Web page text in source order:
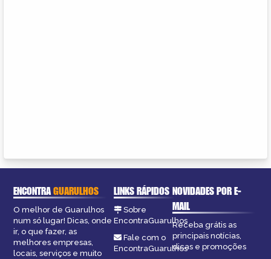
ENCONTRAGUARULHOS
O melhor de Guarulhos
num só lugar! Dicas, onde
ir, o que fazer, as
melhores empresas,
locais, serviços e muito
LINKS RÁPIDOS
Sobre
EncontraGuarulhos
Fale com o
EncontraGuarulhos
NOVIDADES POR E-
MAIL
Receba grátis as
principais notícias,
dicas e promoções